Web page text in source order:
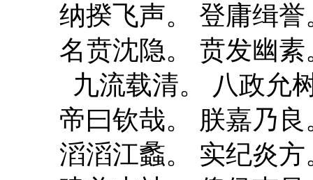
纳揆飞声。 登庸缉誉
名贲沈隐。 贲发幽素
九流载清。 八政允
帝曰钦哉。 朕嘉乃良
滔滔江蠡。 实纪炎方